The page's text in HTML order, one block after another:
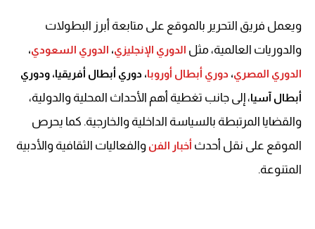
ويعمل فريق التحرير بالموقع على متابعة أبرز البطولات
والدوريات العالمية، مثل الدوري الإنجليزي، الدوري السعودي،
الدوري المصري، دوري أبطال أوروبا، دوري أبطال أفريقيا، ودوري
أبطال آسيا، إلى جانب تغطية أهم الأحداث المحلية والدولية،
والقضايا المرتبطة بالسياسة الداخلية والخارجية. كما يحرص
الموقع على نقل أحدث أخبار الفن والفعاليات الثقافية والأدبية
المتنوعة.